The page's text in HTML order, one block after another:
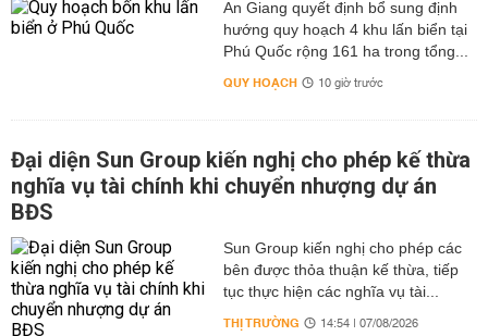
An Giang quyết định bổ sung định
hướng quy hoạch 4 khu lấn biển tại
Phú Quốc rộng 161 ha trong tổng...
QUY HOẠCH 10 giờ trước
Đại diện Sun Group kiến nghị cho phép kế thừa
nghĩa vụ tài chính khi chuyển nhượng dự án
BĐS
Sun Group kiến nghị cho phép các
bên được thỏa thuận kế thừa, tiếp
tục thực hiện các nghĩa vụ tài...
THỊ TRƯỜNG 14:54 | 07/08/2026